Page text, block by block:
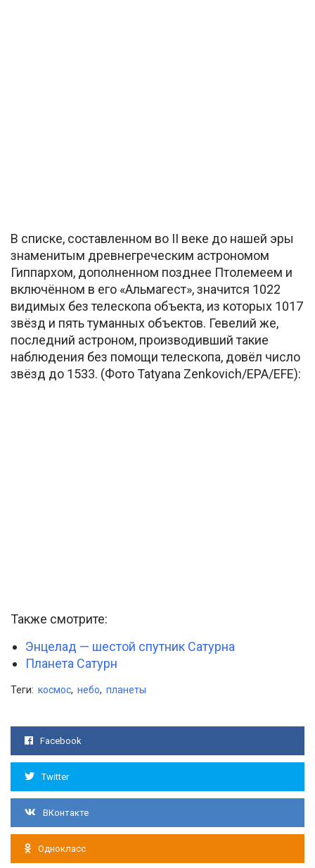
В списке, составленном во II веке до нашей эры
знаменитым древнегреческим астрономом
Гиппархом, дополненном позднее Птолемеем и
включённом в его «Альмагест», значится 1022
видимых без телескопа объекта, из которых 1017
звёзд и пять туманных объектов. Гевелий же,
последний астроном, производивший такие
наблюдения без помощи телескопа, довёл число
звёзд до 1533. (Фото Tatyana Zenkovich/EPA/EFE):
Также смотрите:
Энцелад — шестой спутник Сатурна
Планета Сатурн
Теги: космос, небо, планеты
Facebook
Twitter
ВКонтакте
Однокласс